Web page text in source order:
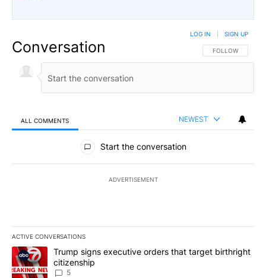
Conversation FOLLOW THIS
FOLLOW
LOG IN SIGN UP
ALL COMMENTS NEWEST
All Comments
Start the conversation
ADVERTISEMENT
ACTIVE CONVERSATIONS
The following is a list of the most commented articles in the last
A trending article titled "Trump signs executive orders that
Trump signs executive orders that target birthright
citizenship
5